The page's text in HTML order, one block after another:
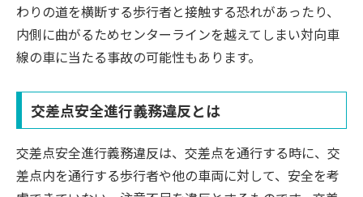
わりの道を横断する歩行者と接触する恐れがあったり、
内側に曲がるためセンターラインを越えてしまい対向車
線の車に当たる事故の可能性もあります。
交差点安全進行義務違反とは
交差点安全進行義務違反は、交差点を通行する時に、交
差点内を通行する歩行者や他の車両に対して、安全を考